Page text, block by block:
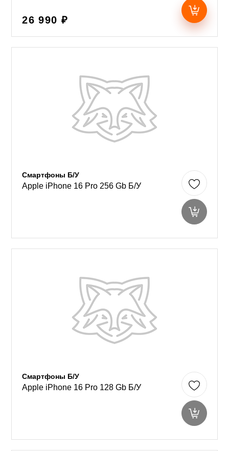
26 990 ₽
Смартфоны Б/У
Apple iPhone 16 Pro 256 Gb Б/У
Смартфоны Б/У
Apple iPhone 16 Pro 128 Gb Б/У